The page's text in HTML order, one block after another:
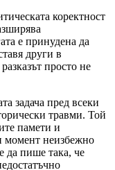
коректност
е принудена да
други в
просто не
задача пред всеки
травми. Той
памети и
момент неизбежно
да пише така, че